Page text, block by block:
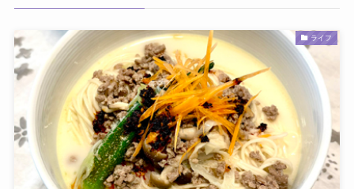
ライフ